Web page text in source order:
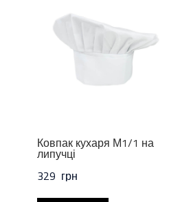
Ковпак кухаря М1/1 на
липучці
329  грн